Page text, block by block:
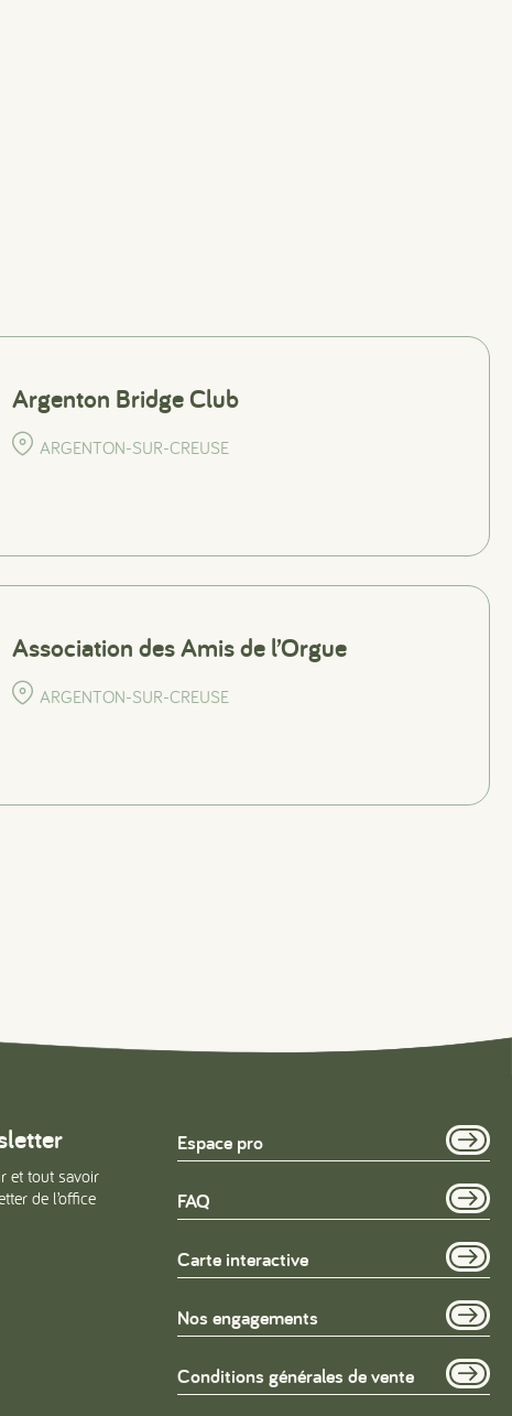
Argenton Bridge Club
ARGENTON-SUR-CREUSE
Association des Amis de l’Orgue
ARGENTON-SUR-CREUSE
et tout savoir
de l’office
Espace pro
FAQ
Carte interactive
Nos engagements
Conditions générales de vente